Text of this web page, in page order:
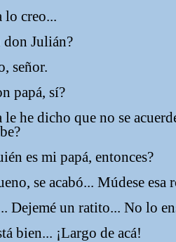
creo...
Julián?
señor.
papá, sí?
he dicho que no se
es mi papá, entonces?
se acabó... Múdese esa
Dejemé un ratito... No lo
bien... ¡Largo de acá!